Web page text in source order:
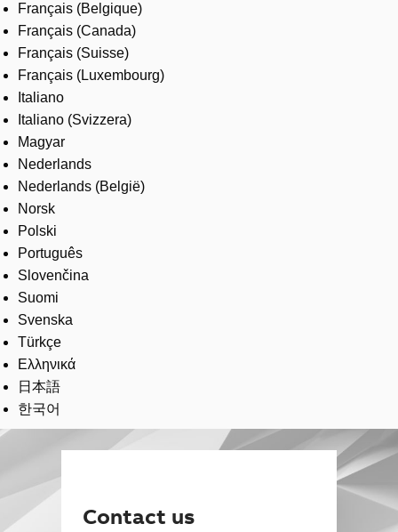
Français (Belgique)
Français (Canada)
Français (Suisse)
Français (Luxembourg)
Italiano
Italiano (Svizzera)
Magyar
Nederlands
Nederlands (België)
Norsk
Polski
Português
Slovenčina
Suomi
Svenska
Türkçe
Ελληνικά
日本語
한국어
Contact us